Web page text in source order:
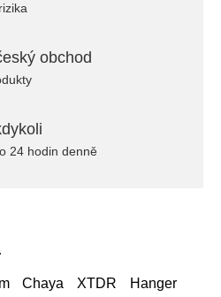
obchod
24 hodin denně
Chaya XTDR Hanger